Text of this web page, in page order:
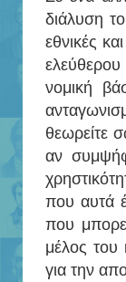
διάλυση
εθνικές
νομική
θεωρείτε
αν
που αυτά
που
μέλος του
για την